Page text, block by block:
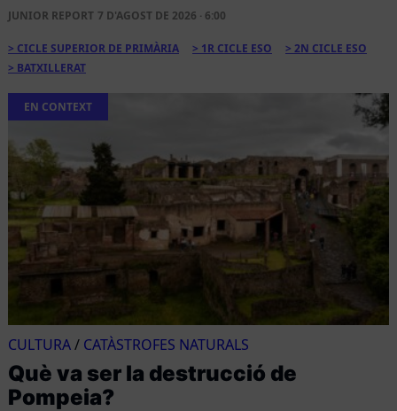
JUNIOR REPORT 7 D'AGOST DE 2026 · 6:00
CICLE SUPERIOR DE PRIMÀRIA 1R CICLE ESO
2N CICLE ESO
BATXILLERAT
EN CONTEXT
CULTURA/ CATÀSTROFES NATURALS
Què va ser la destrucció de
Pompeia?